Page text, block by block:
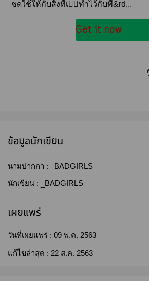
ชดใช้ให้กับสิ่งที่เทำไว้กับพี่&rd...
Get it now
ข้อมูลนักเขียน
นามปากกา : _BADGIRLS
นักเขียน : _BADGIRLS
เผยแพร่
วันที่เผยแพร่ : 09 พ.ค. 2563
แก้ไขล่าสุด : 22 ส.ค. 2563